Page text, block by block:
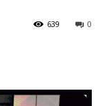
0
639